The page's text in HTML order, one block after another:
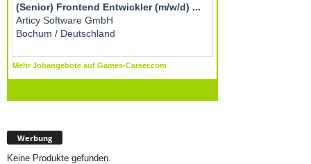
Werbung
Keine Produkte gefunden.